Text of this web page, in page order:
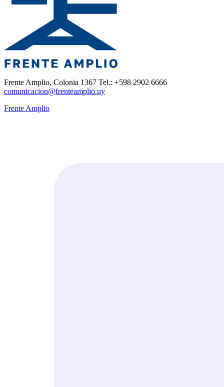
Frente Amplio, Colonia 1367 Tel.: +598 2902 6666
comunicacion@frenteamplio.uy
Frente Amplio